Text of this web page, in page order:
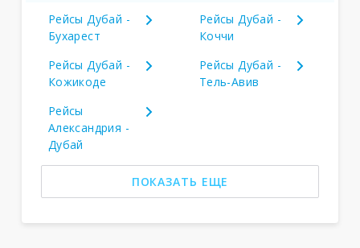
Рейсы Дубай -
Бухарест
Рейсы Дубай -
Коччи
Рейсы Дубай -
Кожикоде
Рейсы Дубай -
Тель-Авив
Рейсы
Александрия -
Дубай
ПОКАЗАТЬ ЕЩЕ